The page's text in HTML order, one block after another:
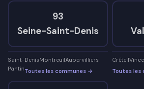
93
Seine-Saint-Denis
Saint-DenisMontreuilAubervilliers
PantinToutes les communes →
Créteil
Toutes les